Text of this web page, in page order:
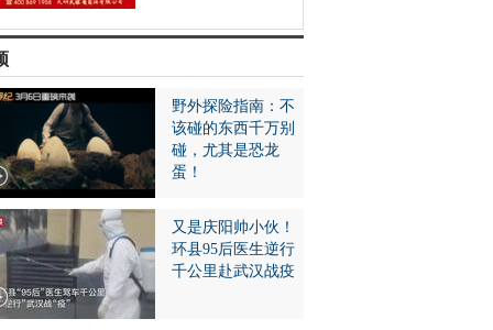
野外探险指南：不
该碰的东西千万别
碰，尤其是恐龙
蛋！
又是庆阳帅小伙！
环县95后医生逆行
千公里赴武汉战疫